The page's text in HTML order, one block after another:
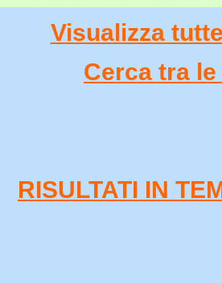
Visualizza
Cerca tra
RISULTATI IN